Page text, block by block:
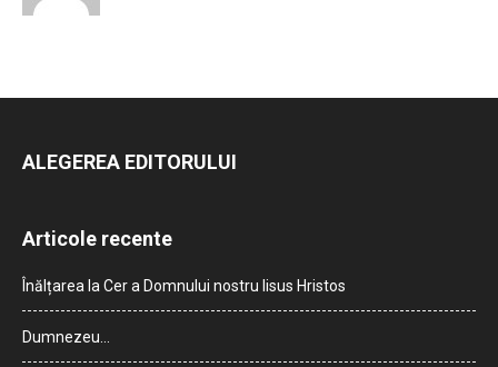
ALEGEREA EDITORULUI
Articole recente
Înălțarea la Cer a Domnului nostru Iisus Hristos
Dumnezeu…